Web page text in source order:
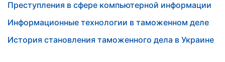
Преступления в сфере компьютерной информации
Информационные технологии в таможенном деле
История становления таможенного дела в Украине